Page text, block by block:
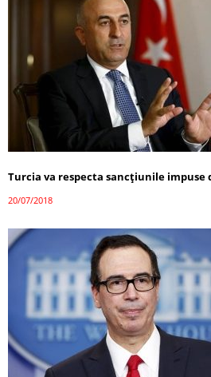
Turcia va respecta sancțiunile impuse
20/07/2018